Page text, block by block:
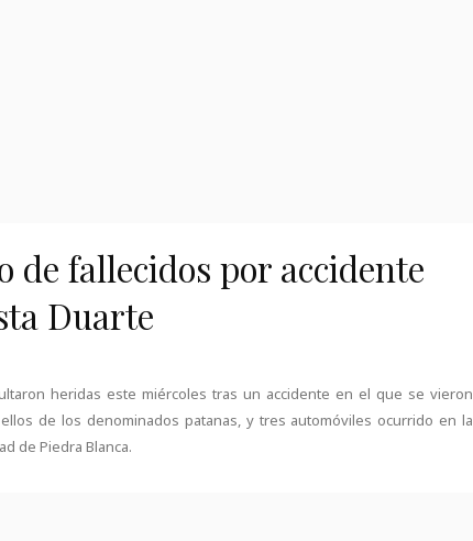
de fallecidos por accidente
Duarte
heridas este miércoles tras un accidente en el que se vieron
de los denominados patanas, y tres automóviles ocurrido en la
de Piedra Blanca.